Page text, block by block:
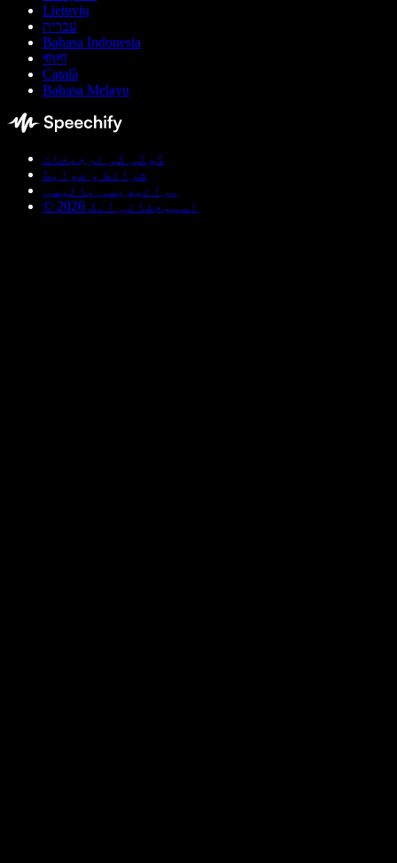
Lietuvių
עברית
Bahasa Indonesia
বাংলা
Català
Bahasa Melayu
کوکی کی ترجیحات
شرائط و ضوابط
پرائیویسی پالیسی
© اسپیچفائی انک 2026